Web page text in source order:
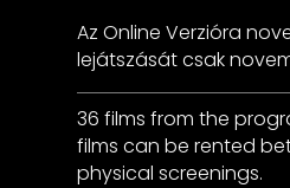
Az Online Verzióra
lejátszását csak
36 films from the
films can be rented
physical screenings.